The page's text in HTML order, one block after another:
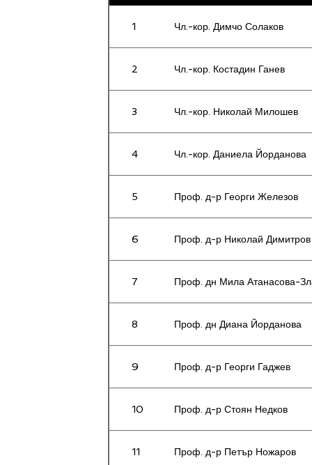
1 Чл.-кор. Димчо Солаков
2 Чл.-кор. Костадин Ганев
3 Чл.-кор. Николай Милошев
4 Чл.-кор. Даниела Йорданова
5 Проф. д-р Георги Железов
6 Проф. д-р Николай Димитров
7 Проф. дн Мила Атанасова-
8 Проф. дн Диана Йорданова
9 Проф. д-р Георги Гаджев
10 Проф. д-р Стоян Недков
11 Проф. д-р Петър Ножаров